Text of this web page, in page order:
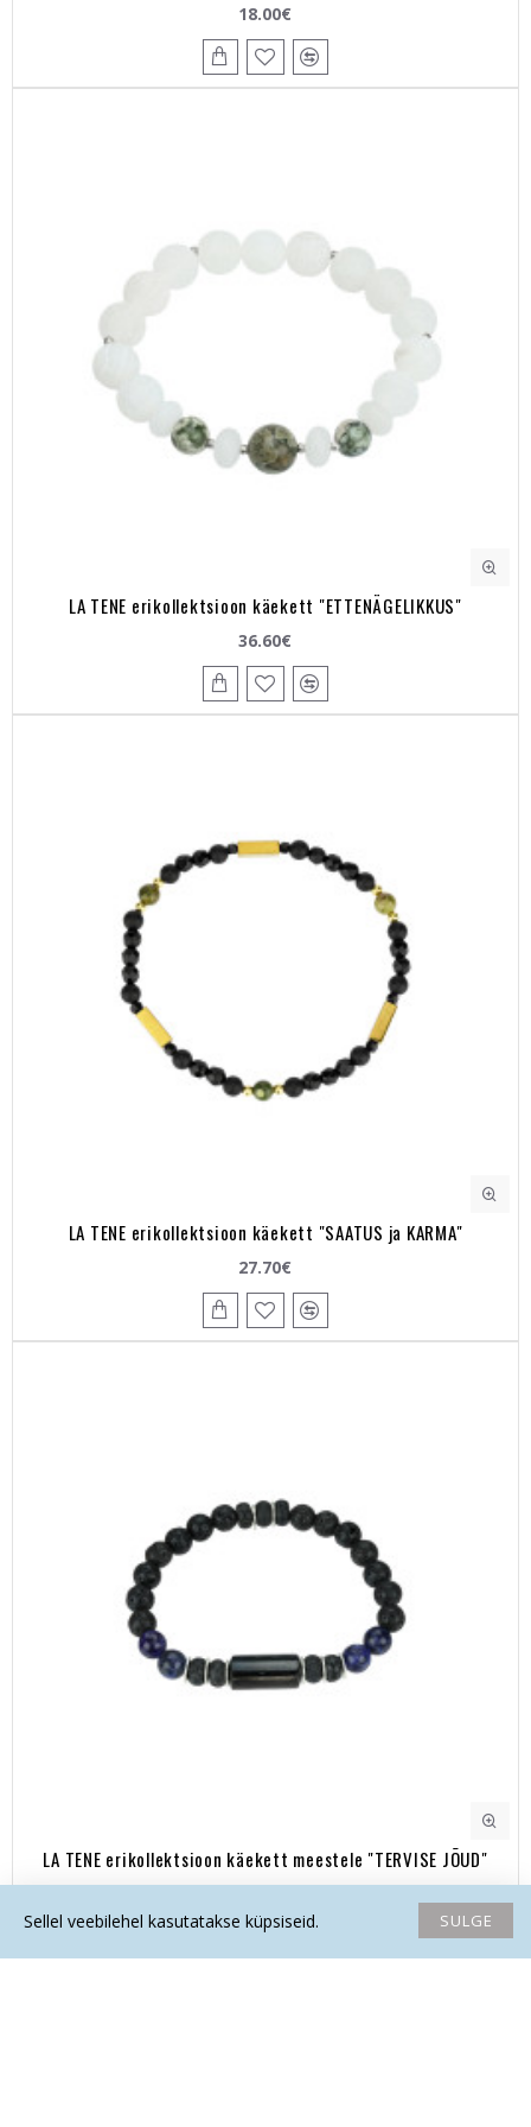
18.00€
LA TENE erikollektsioon käekett "ETTENÄGELIKKUS"
36.60€
LA TENE erikollektsioon käekett "SAATUS ja KARMA"
27.70€
LA TENE erikollektsioon käekett meestele "TERVISE JÕUD"
Saada email Helista
SULGE
Sellel veebilehel kasutatakse küpsiseid.